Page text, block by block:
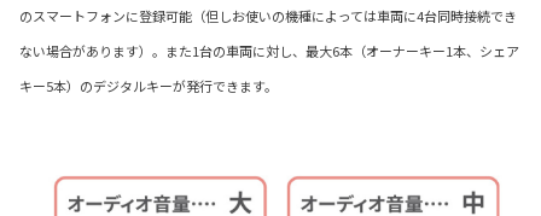
のスマートフォンに登録可能（但しお使いの機種によっては車両に4台同時接続でき
ない場合があります）。また1台の車両に対し、最大6本（オーナーキー1本、シェア
キー5本）のデジタルキーが発行できます。